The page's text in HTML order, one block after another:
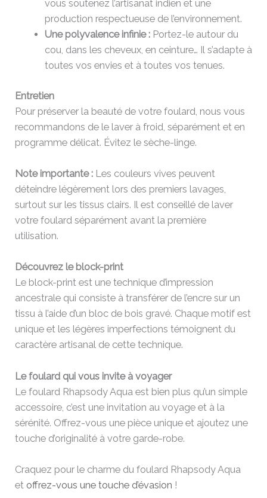
vous soutenez l’artisanat indien et une
production respectueuse de l’environnement.
Une polyvalence infinie :Portez-le autour du
cou, dans les cheveux, en ceinture… Il s’adapte à
toutes vos envies et à toutes vos tenues.
Entretien
Pour préserver la beauté de votre foulard, nous vous
recommandons de le laver à froid, séparément et en
programme délicat. Évitez le sèche-linge.
Note importante : Les couleurs vives peuvent
déteindre légèrement lors des premiers lavages,
surtout sur les tissus clairs. Il est conseillé de laver
votre foulard séparément avant la première
utilisation.
Découvrez le block-print
Le block-print est une technique d’impression
ancestrale qui consiste à transférer de l’encre sur un
tissu à l’aide d’un bloc de bois gravé. Chaque motif est
unique et les légères imperfections témoignent du
caractère artisanal de cette technique.
Le foulard qui vous invite à voyager
Le foulard Rhapsody Aqua est bien plus qu’un simple
accessoire, c’est une invitation au voyage et à la
sérénité. Offrez-vous une pièce unique et ajoutez une
touche d’originalité à votre garde-robe.
Craquez pour le charme du foulard Rhapsody Aqua
et offrez-vous une touche d’évasion !